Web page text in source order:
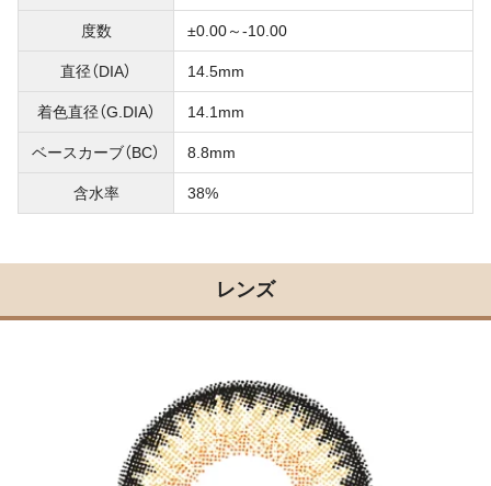
度数 ±0.00～-10.00
直径（DIA） 14.5mm
着色直径（G.DIA） 14.1mm
ベースカーブ（BC） 8.8mm
含水率 38%
レンズ